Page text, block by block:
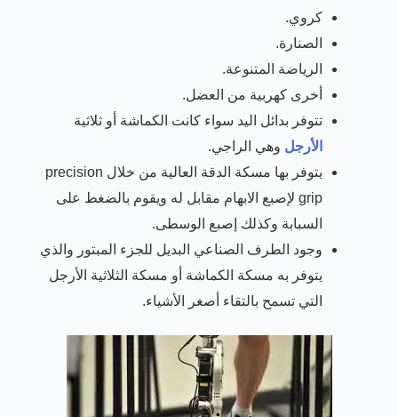
كروي.
الصنارة.
الرياضة المتنوعة.
أخرى كهربية من العضل.
تتوفر بدائل اليد سواء كانت الكماشة أو ثلاثية
الأرجل وهي الراجي.
يتوفر بها مسكة الدقة العالية من خلال precision
grip لإصبع الابهام مقابل له ويقوم بالضغط على
السبابة وكذلك إصبع الوسطى.
وجود الطرف الصناعي البديل للجزء المبتور والذي
يتوفر به مسكة الكماشة أو مسكة الثلاثية الأرجل
التي تسمح بالتقاء أصغر الأشياء.